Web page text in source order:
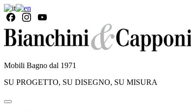
Mobili Bagno dal 1971
SU PROGETTO, SU DISEGNO, SU MISURA